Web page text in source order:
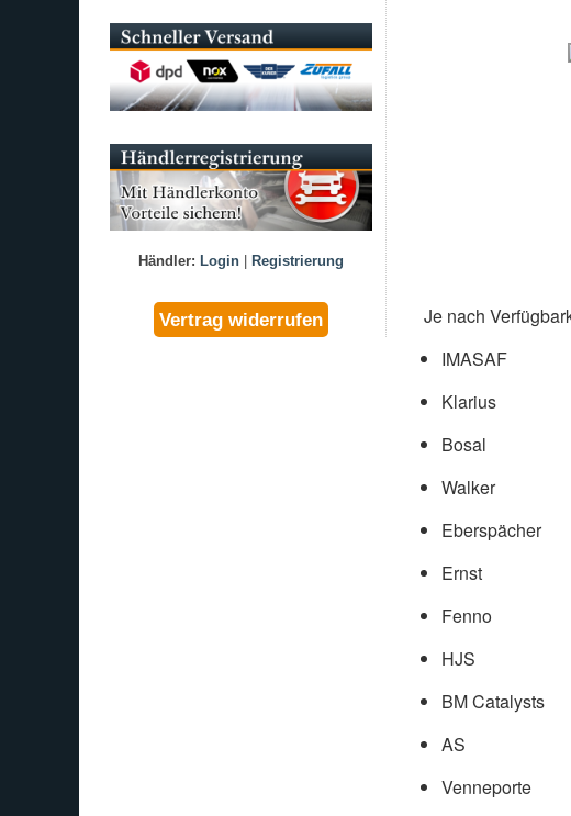
Je nach
IMASAF
Klarius
Bosal
Walker
Eberspächer
Ernst
Fenno
HJS
BM Catalysts
AS
Venneporte
Händler: Login| Registrierung